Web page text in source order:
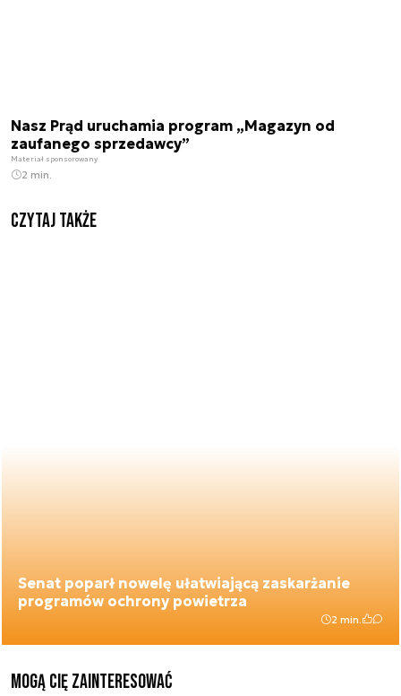
Nasz Prąd uruchamia program „Magazyn od
zaufanego sprzedawcy”
Materiał sponsorowany
2 min.
Czytaj także
Senat poparł nowelę ułatwiającą zaskarżanie
programów ochrony powietrza
2 min.
Mogą Cię zainteresować